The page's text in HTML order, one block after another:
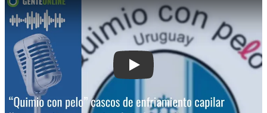
Play: “Quimio con pelo”: cascos de